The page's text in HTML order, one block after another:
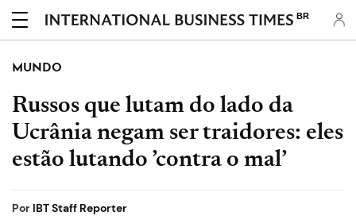
BR
MUNDO
Russos que lutam do lado da
Ucrânia negam ser traidores: eles
estão lutando ’contra o mal’
Por IBT Staff Reporter